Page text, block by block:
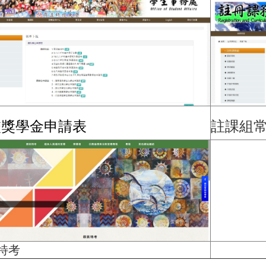
學金申請表 註課組
考